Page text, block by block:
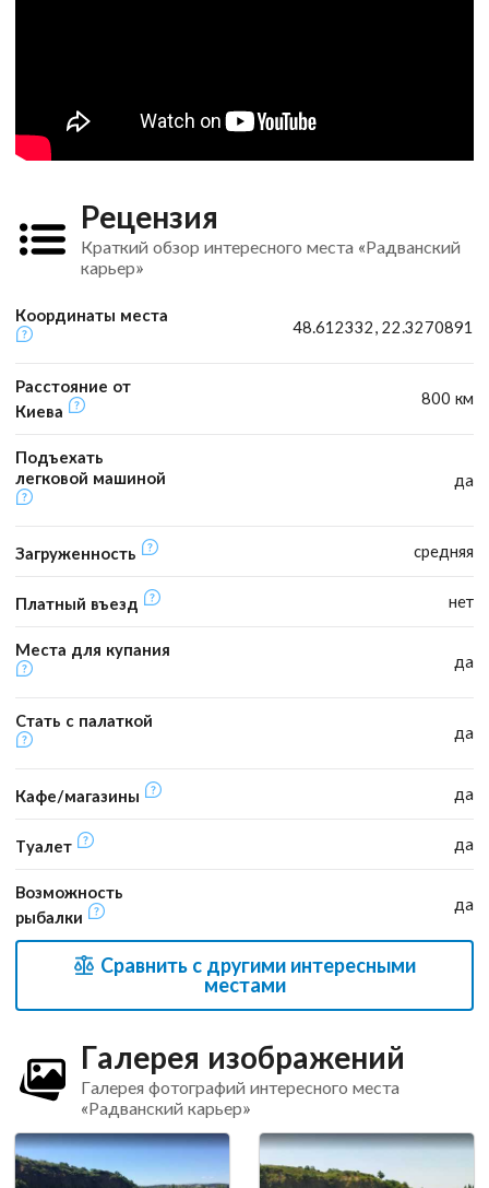
Рецензия
Краткий обзор интересного места «Радванский
карьер»
Координаты места
48.612332, 22.3270891
Расстояние от
Киева
800 км
Подъехать
легковой машиной
да
Загруженность средняя
Платный въезд нет
Места для купания
да
Стать с палаткой
да
Кафе/магазины да
Туалет да
Возможность
рыбалки
да
Сравнить с другими интересными
местами
Галерея изображений
Галерея фотографий интересного места
«Радванский карьер»